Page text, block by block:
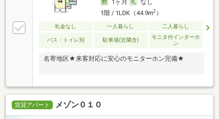
1ヶ月
なし
1階 / 1LDK（44.9m2）
礼金なし 一人暮らし 二人暮らし
バス・トイレ別 駐車場(近隣含)
モニタ付インターホ
ン
名寄地区★来客対応に安心のモニターホン完備★
賃貸アパート メゾン０１０